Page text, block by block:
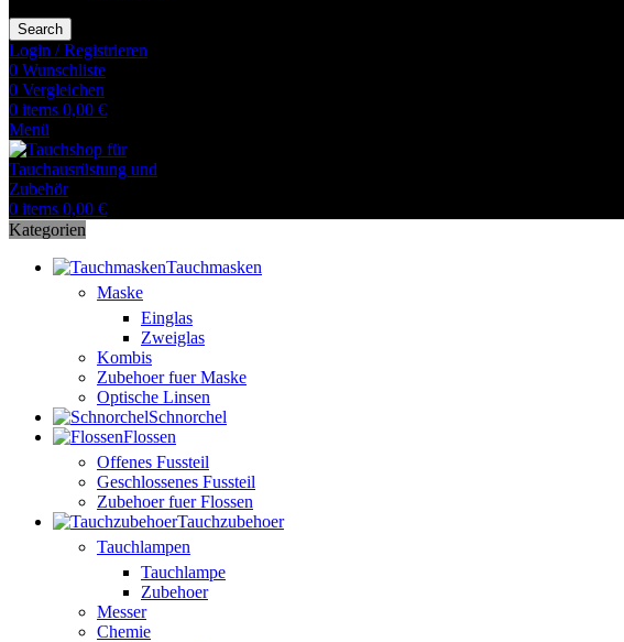
Search
Login / Registrieren
0 Wunschliste
0 Vergleichen
0 items 0,00 €
Menü
0 items 0,00 €
Kategorien
Tauchmasken
Maske
Einglas
Zweiglas
Kombis
Zubehoer fuer Maske
Optische Linsen
Schnorchel
Flossen
Offenes Fussteil
Geschlossenes Fussteil
Zubehoer fuer Flossen
Tauchzubehoer
Tauchlampen
Tauchlampe
Zubehoer
Messer
Chemie